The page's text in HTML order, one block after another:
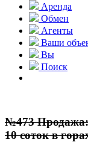
Аренда
Обмен
Агенты
Ваши
Вы
Поиск
№473 Продажа:
10 соток в